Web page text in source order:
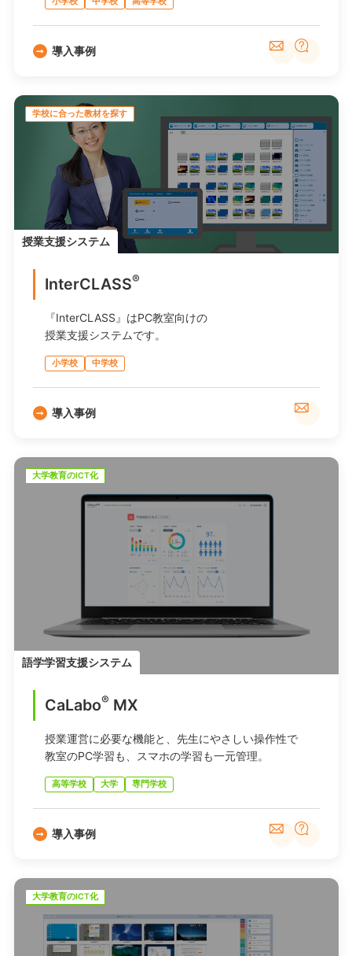
導入事例
学校に合った教材を探す
授業支援システム
InterCLASS®
『InterCLASS』はPC教室向けの
授業支援システムです。
小学校 中学校
導入事例
大学教育のICT化
語学学習支援システム
CaLabo® MX
授業運営に必要な機能と、先生にやさしい操作性で
教室のPC学習も、スマホの学習も一元管理。
高等学校 大学 専門学校
導入事例
大学教育のICT化